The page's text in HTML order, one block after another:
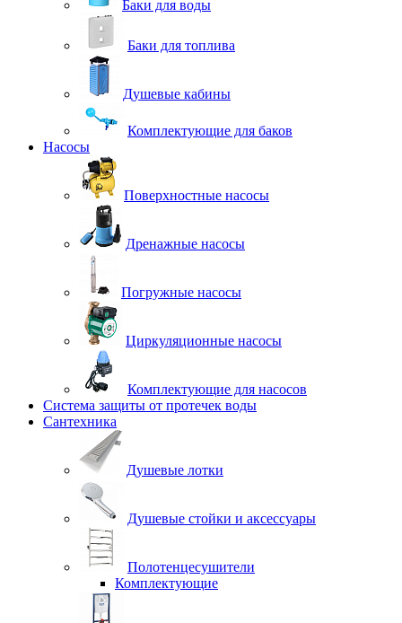
Баки для воды
Баки для топлива
Душевые кабины
Комплектующие для баков
Насосы
Поверхностные насосы
Дренажные насосы
Погружные насосы
Циркуляционные насосы
Комплектующие для насосов
Система защиты от протечек воды
Сантехника
Душевые лотки
Душевые стойки и аксессуары
Полотенцесушители
Комплектующие